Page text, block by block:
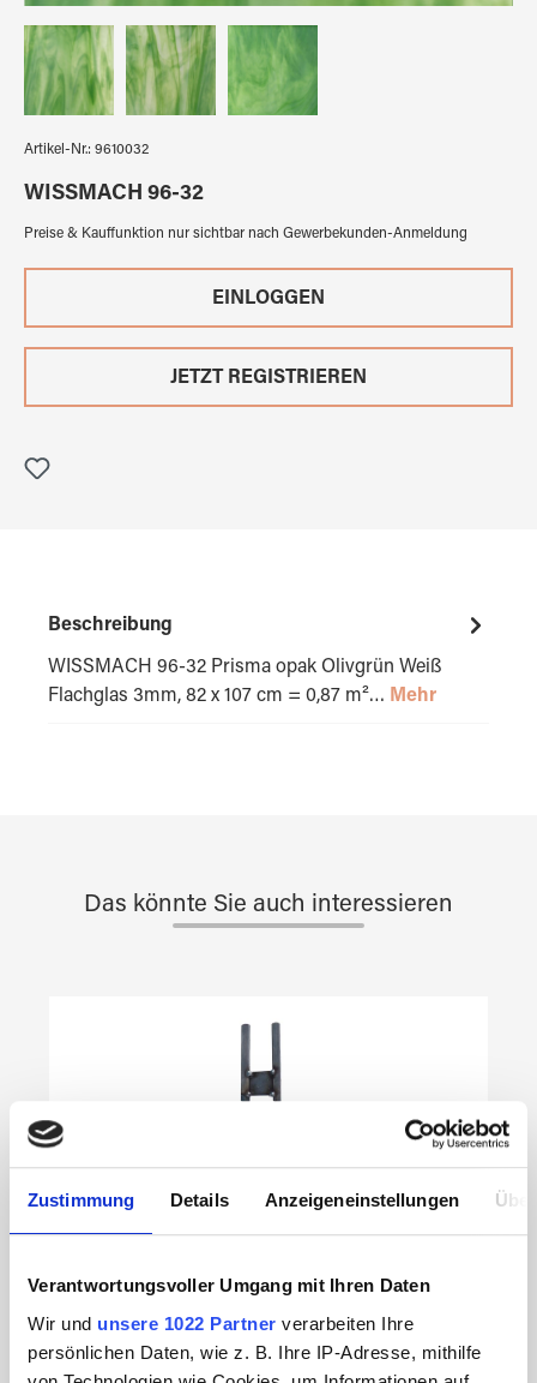
Zustimmung Details Anzeigeneinstellungen
Verantwortungsvoller Umgang mit Ihren Daten
Wir und unsere 1022 Partner verarbeiten Ihre
persönlichen Daten, wie z. B. Ihre IP-Adresse, mithilfe
Artikel-Nr.: 9610032
WISSMACH 96-32
Preise & Kauffunktion nur sichtbar nach Gewerbekunden-Anmeldung
EINLOGGEN
JETZT REGISTRIEREN
Beschreibung
WISSMACH 96-32 Prisma opak Olivgrün Weiß
Flachglas 3mm, 82 x 107 cm = 0,87 m²… Mehr
Das könnte Sie auch interessieren